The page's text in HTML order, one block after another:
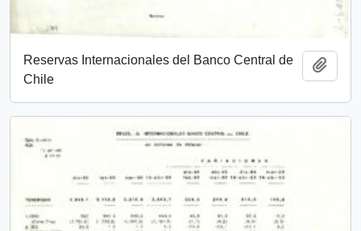
Reservas Internacionales del Banco Central de
Chile